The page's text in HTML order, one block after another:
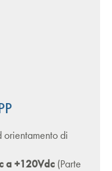
di
a +120Vdc (Parte